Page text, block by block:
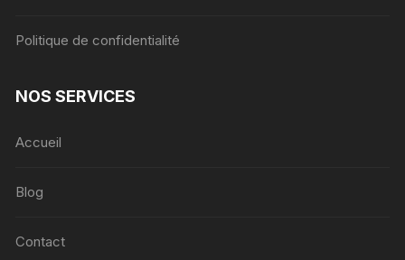
Politique de confidentialité
NOS SERVICES
Accueil
Blog
Contact